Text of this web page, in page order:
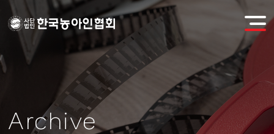
Archive